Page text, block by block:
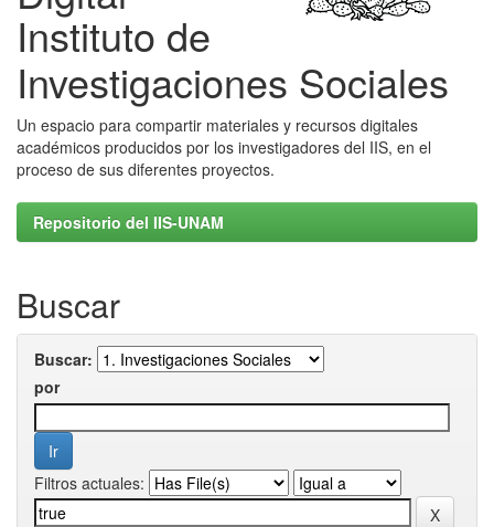
Instituto de
Investigaciones Sociales
Un espacio para compartir materiales y recursos digitales
académicos producidos por los investigadores del IIS, en el
proceso de sus diferentes proyectos.
Repositorio del IIS-UNAM
Buscar
Buscar:
por
Filtros actuales: